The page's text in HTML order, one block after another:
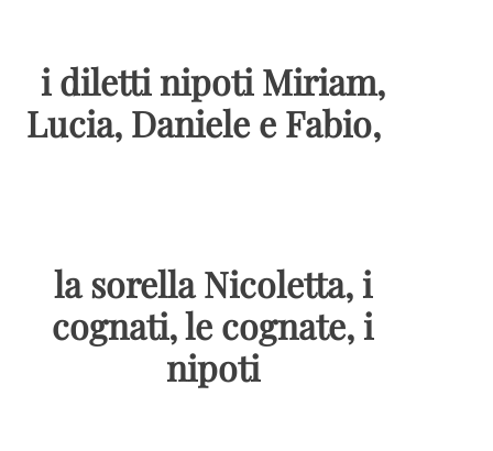
i diletti nipoti Miriam,
Lucia, Daniele e Fabio,
la sorella Nicoletta, i
cognati, le cognate, i
nipoti